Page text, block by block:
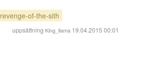
revenge-of-the-sith
uppsättning King_llama 19.04.2015 00:01